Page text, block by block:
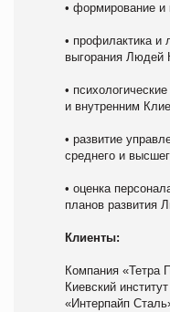
• формирование и
• профилактика и
выгорания Людей
•
и внутренним
• развитие
среднего и
• оценка
планов развития
Клиенты:
Компания «Тетра
Киевский
«Интерпайп